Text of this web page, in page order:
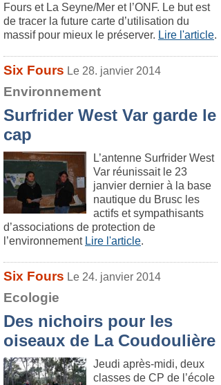
Fours et La Seyne/Mer et l’ONF. Le but est
de tracer la future carte d’utilisation du
massif pour mieux le préserver. Lire l'article.
Six Fours Le 28. janvier 2014
Environnement
Surfrider West Var garde le
cap
L’antenne Surfrider West
Var réunissait le 23
janvier dernier à la base
nautique du Brusc les
actifs et sympathisants
d’associations de protection de
l’environnement Lire l'article.
Six Fours Le 24. janvier 2014
Ecologie
Des nichoirs pour les
oiseaux de La Coudoulière
Jeudi après-midi, deux
classes de CP de l’école